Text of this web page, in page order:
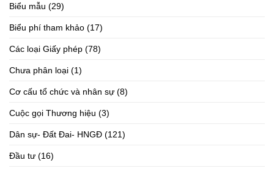
Biểu mẫu (29)
Biểu phí tham khảo (17)
Các loại Giấy phép (78)
Chưa phân loại (1)
Cơ cấu tổ chức và nhân sự (8)
Cuộc gọi Thương hiệu (3)
Dân sự- Đất Đai- HNGĐ (121)
Đầu tư (16)